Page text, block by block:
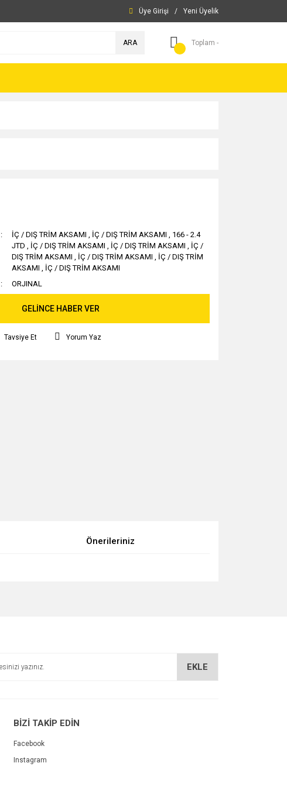
Üye Girişi / Yeni Üyelik
ARA Toplam -
İÇ / DIŞ TRİM AKSAMI , İÇ / DIŞ TRİM AKSAMI , 166 - 2.4
JTD , İÇ / DIŞ TRİM AKSAMI , İÇ / DIŞ TRİM AKSAMI , İÇ /
DIŞ TRİM AKSAMI , İÇ / DIŞ TRİM AKSAMI , İÇ / DIŞ TRİM
AKSAMI , İÇ / DIŞ TRİM AKSAMI
ORJINAL
GELİNCE HABER VER
Tavsiye Et Yorum Yaz
Önerileriniz
EKLE
BİZİ TAKİP EDİN
Facebook
Instagram